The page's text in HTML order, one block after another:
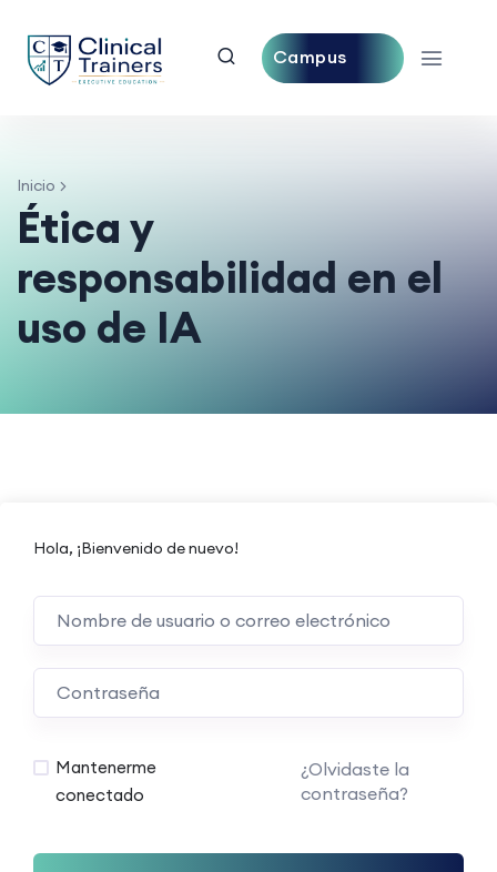
Campus
Inicio
Ética y
responsabilidad en el
uso de IA
Hola, ¡Bienvenido de nuevo!
Mantenerme
conectado
¿Olvidaste la
contraseña?